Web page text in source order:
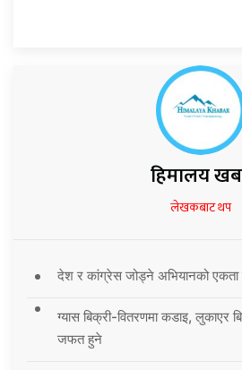
हिमालय
लेखकबाट थप
देश र कांग्रेस जोड्ने अभियानको एकता
ग्यास बिक्री-वितरणमा कडाइ, लुकाएर
जफत हुने